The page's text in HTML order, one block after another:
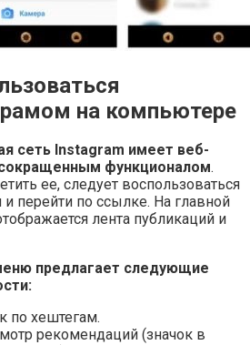
на компьютере
сеть Instagram имеет веб-
функционалом.
ее, следует воспользоваться
и перейти по ссылке. На главной
лента публикаций и
предлагает следующие
по хештегам.
рекомендаций (значок в